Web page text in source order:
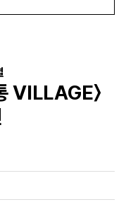
VILLAGE〉